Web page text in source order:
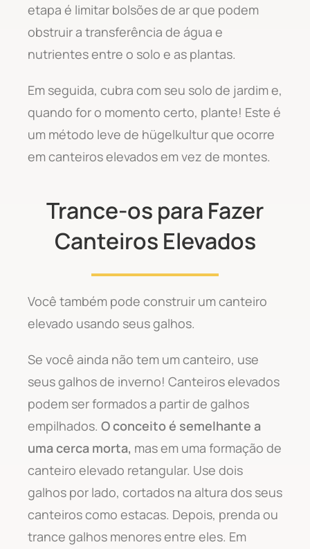
etapa é limitar bolsões de ar que podem
obstruir a transferência de água e
nutrientes entre o solo e as plantas.
Em seguida, cubra com seu solo de jardim e,
quando for o momento certo, plante! Este é
um método leve de hügelkultur que ocorre
em canteiros elevados em vez de montes.
Trance-os para Fazer
Canteiros Elevados
Você também pode construir um canteiro
elevado usando seus galhos.
Se você ainda não tem um canteiro, use
seus galhos de inverno! Canteiros elevados
podem ser formados a partir de galhos
empilhados. O conceito é semelhante a
uma cerca morta, mas em uma formação de
canteiro elevado retangular. Use dois
galhos por lado, cortados na altura dos seus
canteiros como estacas. Depois, prenda ou
trance galhos menores entre eles. Em